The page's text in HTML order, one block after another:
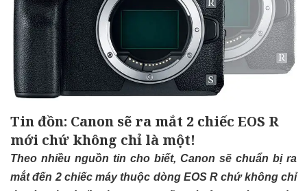
Tin đồn: Canon sẽ ra mắt 2 chiếc EOS R
mới chứ không chỉ là một!
Theo nhiều nguồn tin cho biết, Canon sẽ chuẩn bị ra
mắt đến 2 chiếc máy thuộc dòng EOS R chứ không chỉ